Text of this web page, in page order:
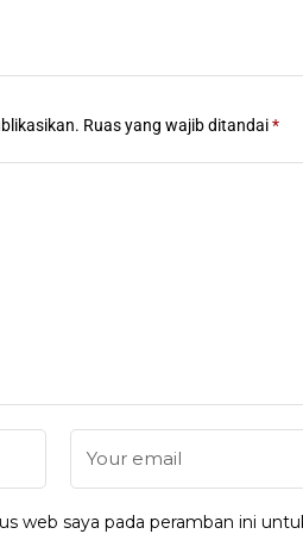
Ruas yang wajib ditandai*
web saya pada peramban ini